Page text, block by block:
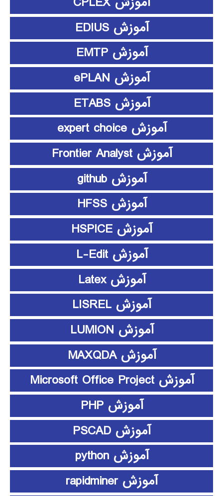
آموزش EDIUS
آموزش EMTP
آموزش ePLAN
آموزش ETABS
آموزش expert choice
آموزش Frontier Analyst
آموزش github
آموزش HFSS
آموزش HSPICE
آموزش L-Edit
آموزش Latex
آموزش LISREL
آموزش LUMION
آموزش MAXQDA
آموزش Microsoft Office Project
آموزش PHP
آموزش PSCAD
آموزش python
آموزش rapidminer